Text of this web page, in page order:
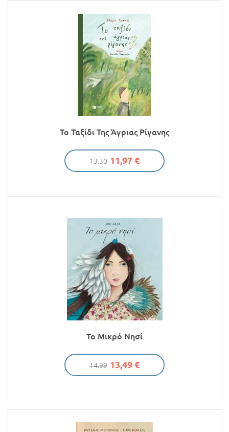
Το Ταξίδι Της Άγριας Ρίγανης
13.30 11,97 €
Το Μικρό Νησί
14.99 13,49 €